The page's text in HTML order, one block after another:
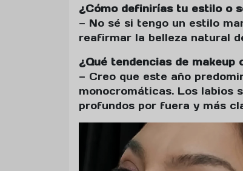
¿Cómo definirías tu estilo o
— No sé si tengo un estilo
reafirmar la belleza natural
¿Qué tendencias de
— Creo que este año
monocromáticas. Los labios
profundos por fuera y más